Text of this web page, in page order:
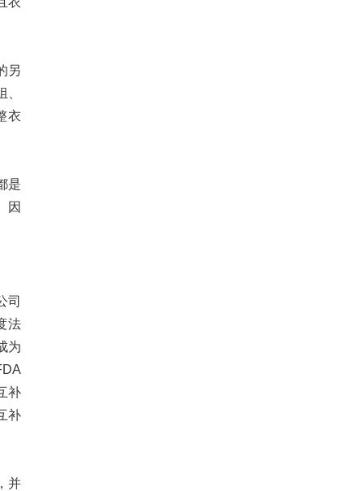
另
衣
是
因
司
法
为
补
补
并